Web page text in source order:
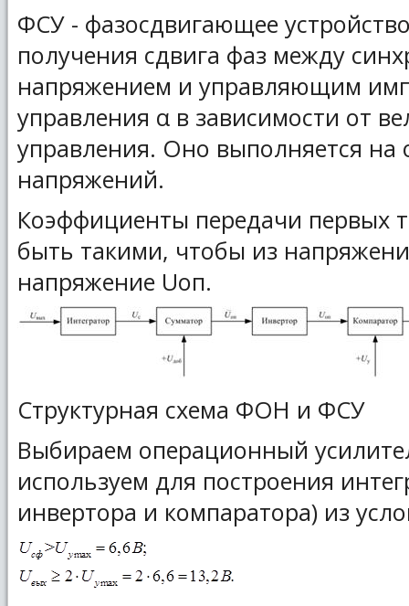
ФСУ - фазосдвигающее
получения сдвига фаз между
напряжением и управляющим
управления α в зависимости от
управления. Оно выполняется на
напряжений.
Коэффициенты передачи первых
быть такими, чтобы из
напряжение Uоп.
Структурная схема ФОН и ФСУ
Выбираем операционный
используем для построения
инвертора и компаратора) из